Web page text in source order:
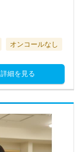
オンコールなし
詳細を見る